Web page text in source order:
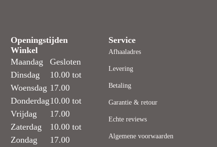
Openingstijden
Winkel
Maandag
Dinsdag
Woensdag
Donderdag
Vrijdag
Zaterdag
Zondag
Gesloten
10.00 tot
17.00
10.00 tot
17.00
10.00 tot
17.00
Service
Afhaaladres
Levering
Betaling
Garantie & retour
Echte reviews
Algemene voorwaarden